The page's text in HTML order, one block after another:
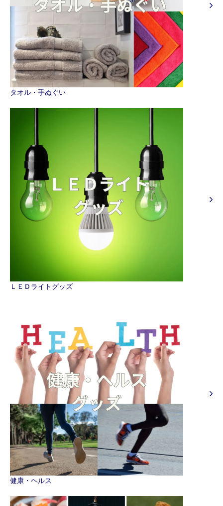
タオル・手ぬぐい
ＬＥＤライトグッズ
健康・ヘルス